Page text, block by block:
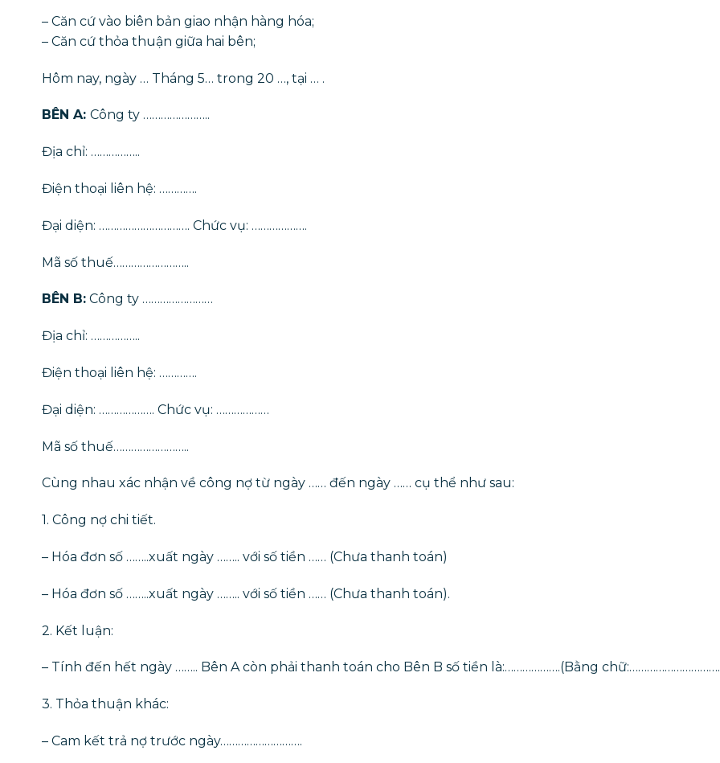
– Căn cứ vào biên bản giao nhận hàng hóa;
– Căn cứ thỏa thuận giữa hai bên;
Hôm nay, ngày … Tháng 5… trong 20 …, tại … .
BÊN A: Công ty …………………..
Địa chỉ: ……………..
Điện thoại liên hệ: ………….
Đại diện: …………………………. Chức vụ: ……………….
Mã số thuế……………………..
BÊN B: Công ty ……………………
Địa chỉ: ……………..
Điện thoại liên hệ: ………….
Đại diện: ………………. Chức vụ: ………………
Mã số thuế……………………..
Cùng nhau xác nhận về công nợ từ ngày …… đến ngày …… cụ thể như sau:
1. Công nợ chi tiết.
– Hóa đơn số ……..xuất ngày …….. với số tiền …… (Chưa thanh toán)
– Hóa đơn số ……..xuất ngày …….. với số tiền …… (Chưa thanh toán).
2. Kết luận:
– Tính đến hết ngày …….. Bên A còn phải thanh toán cho Bên B số tiền là:……………….(Bằng
3. Thỏa thuận khác:
– Cam kết trả nợ trước ngày……………………….